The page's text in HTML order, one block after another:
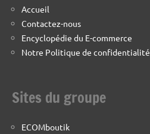
Accueil
Contactez-nous
Encyclopédie du E-commerce
Notre Politique de confidentialité
Sites du groupe
ECOMboutik